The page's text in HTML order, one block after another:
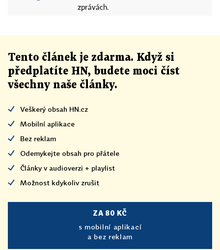
zprávách.
Tento článek je zdarma. Když si
předplatíte HN, budete moci číst
všechny naše články.
Veškerý obsah HN.cz
Mobilní aplikace
Bez reklam
Odemykejte obsah pro přátele
Články v audioverzi + playlist
Možnost kdykoliv zrušit
ZA 80 KČ
s mobilní aplikací
a bez reklam